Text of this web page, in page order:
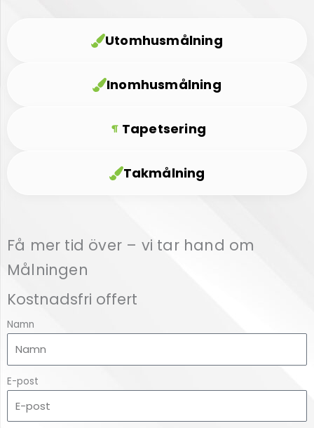
Utomhusmålning
Inomhusmålning
Tapetsering
Takmålning
Få mer tid över – vi tar hand om
Målningen
Kostnadsfri offert
Namn
E-post